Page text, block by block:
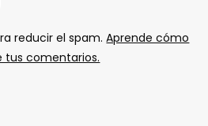
reducir el spam.Aprende cómo
tus comentarios.